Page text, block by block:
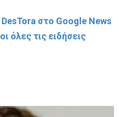
στο Google News
όλες τις ειδήσεις